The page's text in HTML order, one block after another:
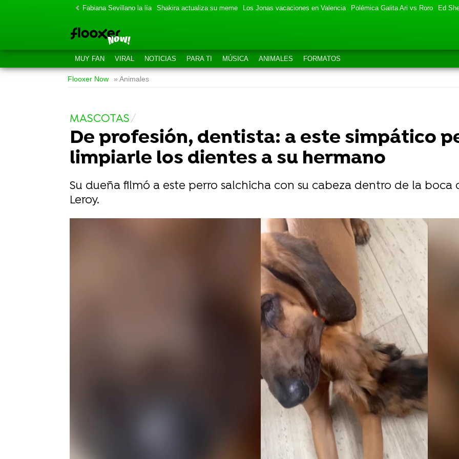
Fabiana Sevillano la lía Shakira actualiza su meme Los Jonas vacaciones en Valencia Polémica Galita Ari vs Roro Ed
MUY FAN VIRAL NOTICIAS PARA TI MÚSICA ANIMALES FORMATOS
Flooxer Now » Animales
MASCOTAS
De profesión, dentista: a este simpático
limpiarle los dientes a su hermano
Su dueña filmó a este perro salchicha con su cabeza dentro de la boca
Leroy.
WhatsappFacebook
X
Makayla Staats es una profesora suplente de la
ciudad de Panamá, Florida (Estados Unidos) y